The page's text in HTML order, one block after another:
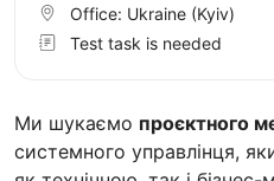
Ми шукаємо проєктного
системного управлінця,
Office: Ukraine (Kyiv)
Test task is needed